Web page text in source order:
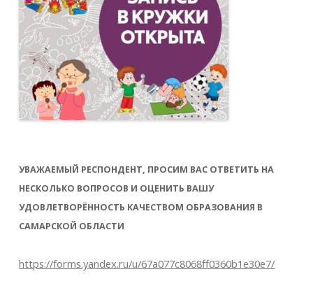
УВАЖАЕМЫЙ РЕСПОНДЕНТ, ПРОСИМ ВАС ОТВЕТИТЬ НА
НЕСКОЛЬКО ВОПРОСОВ И ОЦЕНИТЬ ВАШУ
УДОВЛЕТВОРЁННОСТЬ КАЧЕСТВОМ ОБРАЗОВАНИЯ В
САМАРСКОЙ ОБЛАСТИ
https://forms.yandex.ru/u/67a077c8068ff0360b1e30e7/